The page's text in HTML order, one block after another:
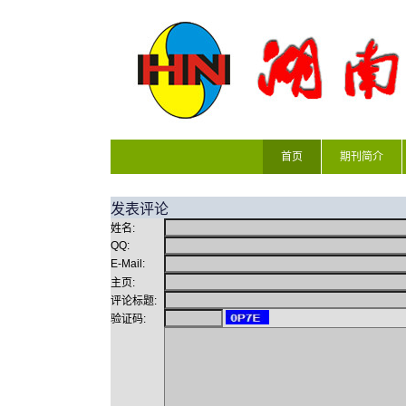
首页 期刊简介
发表评论
姓名:
QQ:
E-Mail:
主页:
评论标题:
验证码: